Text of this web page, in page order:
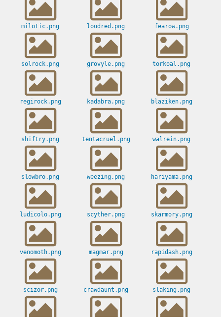
milotic.png loudred.png fearow.png
solrock.png grovyle.png torkoal.png
regirock.png kadabra.png blaziken.png
shiftry.png tentacruel.png walrein.png
slowbro.png weezing.png hariyama.png
ludicolo.png scyther.png skarmory.png
venomoth.png magmar.png rapidash.png
scizor.png crawdaunt.png slaking.png